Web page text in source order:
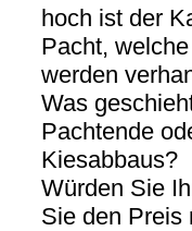
hoch ist der
Pacht,
werden
Was
Pachtende
Würden Sie
Sie den Preis